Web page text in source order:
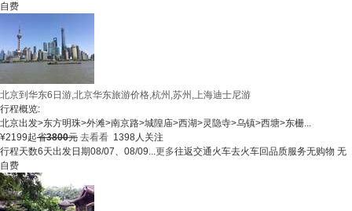
自费
北京到华东6日游,北京华东旅游价格,杭州,苏州,上海迪士尼游
行程概览:
北京出发>东方明珠>外滩>南京路>城隍庙>西湖>灵隐寺>乌镇>西塘>东栅...
¥2199起省3800元 去看看 1398人关注
行程天数6天出发日期08/07、08/09...更多往返交通火车去火车回品质服务无购物 无
自费